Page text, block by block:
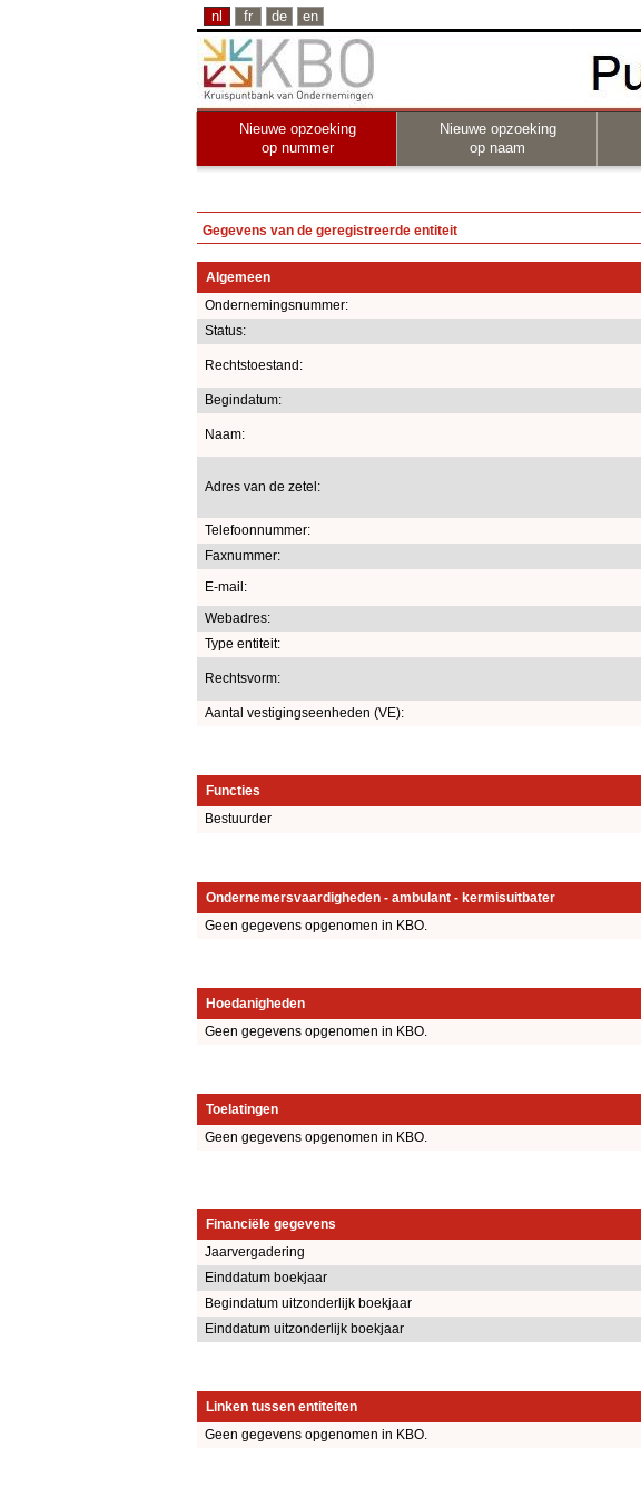
nl fr de en
Nieuwe opzoeking
op nummer
Nieuwe opzoeking
op naam
Gegevens van de geregistreerde entiteit
Algemeen
Ondernemingsnummer:
Status:
Rechtstoestand:
Begindatum:
Naam:
Adres van de zetel:
Telefoonnummer:
Faxnummer:
E-mail:
Webadres:
Type entiteit:
Rechtsvorm:
Aantal vestigingseenheden (VE):
Functies
Bestuurder
Ondernemersvaardigheden - ambulant - kermisuitbater
Geen gegevens opgenomen in KBO.
Hoedanigheden
Geen gegevens opgenomen in KBO.
Toelatingen
Geen gegevens opgenomen in KBO.
Financiële gegevens
Jaarvergadering
Einddatum boekjaar
Begindatum uitzonderlijk boekjaar
Einddatum uitzonderlijk boekjaar
Linken tussen entiteiten
Geen gegevens opgenomen in KBO.